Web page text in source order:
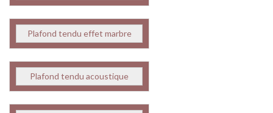
Plafond tendu effet marbre
Plafond tendu acoustique